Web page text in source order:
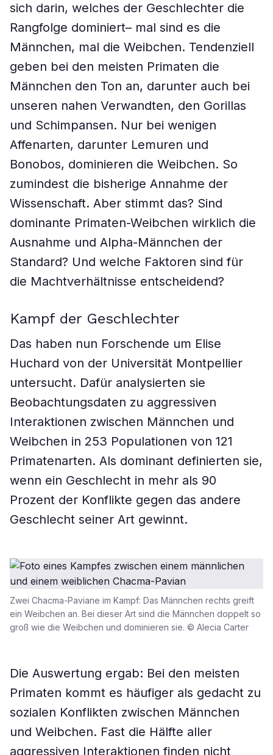
sich darin, welches der Geschlechter die
Rangfolge dominiert– mal sind es die
Männchen, mal die Weibchen. Tendenziell
geben bei den meisten Primaten die
Männchen den Ton an, darunter auch bei
unseren nahen Verwandten, den Gorillas
und Schimpansen. Nur bei wenigen
Affenarten, darunter Lemuren und
Bonobos, dominieren die Weibchen. So
zumindest die bisherige Annahme der
Wissenschaft. Aber stimmt das? Sind
dominante Primaten-Weibchen wirklich die
Ausnahme und Alpha-Männchen der
Standard? Und welche Faktoren sind für
die Machtverhältnisse entscheidend?
Kampf der Geschlechter
Das haben nun Forschende um Elise
Huchard von der Universität Montpellier
untersucht. Dafür analysierten sie
Beobachtungsdaten zu aggressiven
Interaktionen zwischen Männchen und
Weibchen in 253 Populationen von 121
Primatenarten. Als dominant definierten sie,
wenn ein Geschlecht in mehr als 90
Prozent der Konflikte gegen das andere
Geschlecht seiner Art gewinnt.
Zwei Chacma-Paviane im Kampf: Das Männchen rechts greift
ein Weibchen an. Bei dieser Art sind die Männchen doppelt so
groß wie die Weibchen und dominieren sie. © Alecia Carter
Die Auswertung ergab: Bei den meisten
Primaten kommt es häufiger als gedacht zu
sozialen Konflikten zwischen Männchen
und Weibchen. Fast die Hälfte aller
aggressiven Interaktionen finden nicht